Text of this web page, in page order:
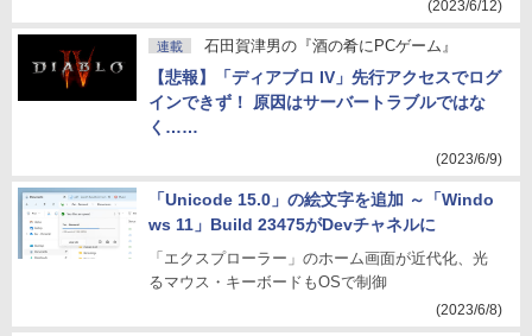
(2023/6/12)
連載 石田賀津男の『酒の肴にPCゲーム』
【悲報】「ディアブロ IV」先行アクセスでログ
インできず！ 原因はサーバートラブルではな
く……
(2023/6/9)
「Unicode 15.0」の絵文字を追加 ～「Windo
ws 11」Build 23475がDevチャネルに
「エクスプローラー」のホーム画面が近代化、光
るマウス・キーボードもOSで制御
(2023/6/8)